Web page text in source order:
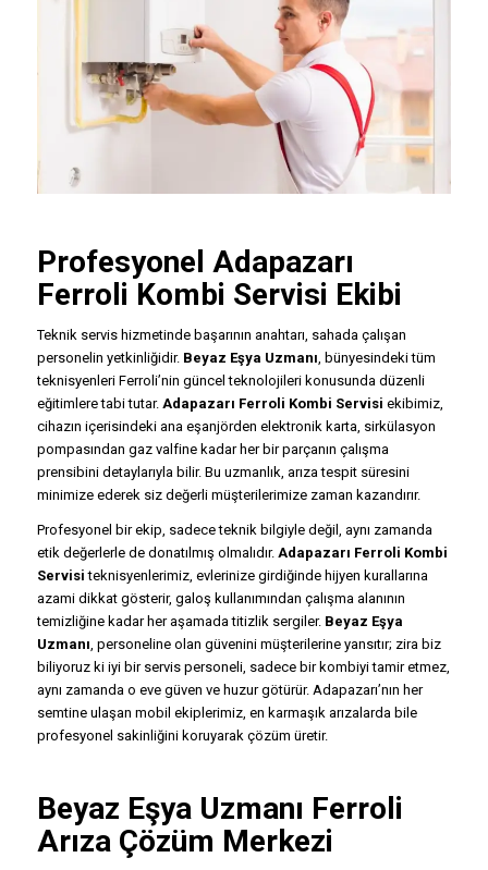
Profesyonel Adapazarı
Ferroli Kombi Servisi Ekibi
Teknik servis hizmetinde başarının anahtarı, sahada çalışan
personelin yetkinliğidir. Beyaz Eşya Uzmanı , bünyesindeki tüm
teknisyenleri Ferroli’nin güncel teknolojileri konusunda düzenli
eğitimlere tabi tutar. Adapazarı Ferroli Kombi Servisi ekibimiz,
cihazın içerisindeki ana eşanjörden elektronik karta, sirkülasyon
pompasından gaz valfine kadar her bir parçanın çalışma
prensibini detaylarıyla bilir. Bu uzmanlık, arıza tespit süresini
minimize ederek siz değerli müşterilerimize zaman kazandırır.
Profesyonel bir ekip, sadece teknik bilgiyle değil, aynı zamanda
etik değerlerle de donatılmış olmalıdır. Adapazarı Ferroli Kombi
Servisi teknisyenlerimiz, evlerinize girdiğinde hijyen kurallarına
azami dikkat gösterir, galoş kullanımından çalışma alanının
temizliğine kadar her aşamada titizlik sergiler. Beyaz Eşya
Uzmanı , personeline olan güvenini müşterilerine yansıtır; zira biz
biliyoruz ki iyi bir servis personeli, sadece bir kombiyi tamir etmez,
aynı zamanda o eve güven ve huzur götürür. Adapazarı’nın her
semtine ulaşan mobil ekiplerimiz, en karmaşık arızalarda bile
profesyonel sakinliğini koruyarak çözüm üretir.
Beyaz Eşya Uzmanı Ferroli
Arıza Çözüm Merkezi